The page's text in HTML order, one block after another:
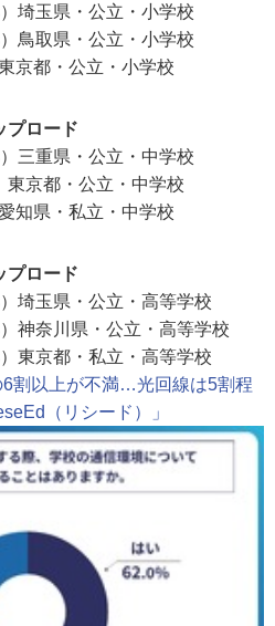
埼玉県・公立・小学校
鳥取県・公立・小学校
京都・公立・小学校
プロード
三重県・公立・中学校
京都・公立・中学校
知県・私立・中学校
プロード
埼玉県・公立・高等学校
神奈川県・公立・高等学校
東京都・私立・高等学校
割以上が不満…光回線は5割程
（リシード）」